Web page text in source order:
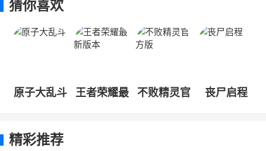
猜你喜欢
原子大乱斗
王者荣耀最
不败精灵官
丧尸启程
精彩推荐